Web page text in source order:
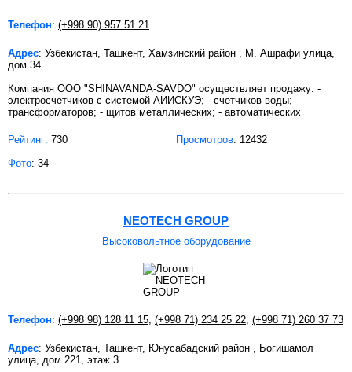
Телефон: (+998 90) 957 51 21
Адрес: Узбекистан, Ташкент, Хамзинский район , М. Ашрафи улица,
дом 34
Компания OOO "SHINAVANDA-SAVDO" осуществляет продажу: -
электросчетчиков с системой АИИСКУЭ; - счетчиков воды; -
трансформаторов; - щитов металлических; - автоматических
Рейтинг: 730 Просмотров: 12432
Фото: 34
NEOTECH GROUP
Высоковольтное оборудование
Телефон: (+998 98) 128 11 15, (+998 71) 234 25 22, (+998 71) 260 37 73
Адрес: Узбекистан, Ташкент, Юнусабадский район , Богишамол
улица, дом 221, этаж 3